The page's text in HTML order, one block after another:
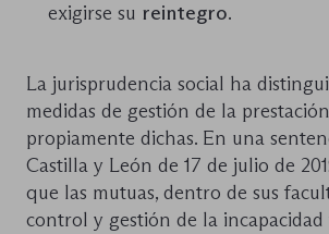
exigirse su reintegro.
La jurisprudencia social ha
medidas de gestión de la
propiamente dichas. En una
Castilla y León de 17 de julio de
que las mutuas, dentro de sus
control y gestión de la